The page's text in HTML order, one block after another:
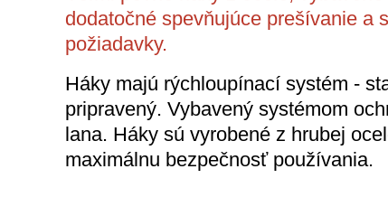
dodatočné spevňujúce prešívanie a
požiadavky.
Háky majú rýchloupínací systém -
pripravený. Vybavený systémom
lana. Háky sú vyrobené z hrubej
maximálnu bezpečnosť používania.